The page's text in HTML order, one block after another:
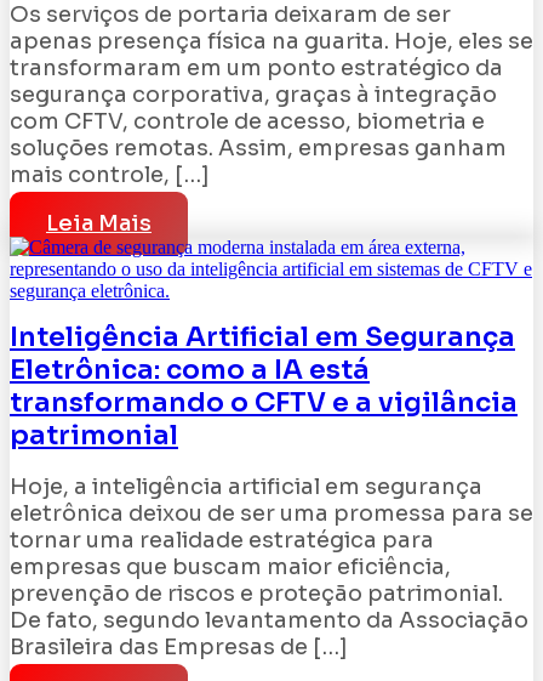
Os serviços de portaria deixaram de ser
apenas presença física na guarita. Hoje, eles se
transformaram em um ponto estratégico da
segurança corporativa, graças à integração
com CFTV, controle de acesso, biometria e
soluções remotas. Assim, empresas ganham
mais controle, […]
Leia Mais
Inteligência Artificial em Segurança
Eletrônica: como a IA está
transformando o CFTV e a vigilância
patrimonial
Hoje, a inteligência artificial em segurança
eletrônica deixou de ser uma promessa para se
tornar uma realidade estratégica para
empresas que buscam maior eficiência,
prevenção de riscos e proteção patrimonial.
De fato, segundo levantamento da Associação
Brasileira das Empresas de […]